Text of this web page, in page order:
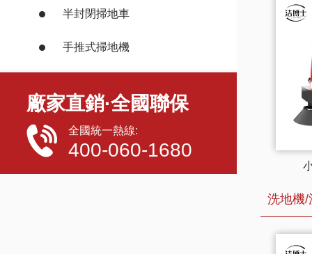
半封閉掃地車
手推式掃地機
廠家直銷·全國聯保
全國統一熱線:
400-060-1680
洗地機/